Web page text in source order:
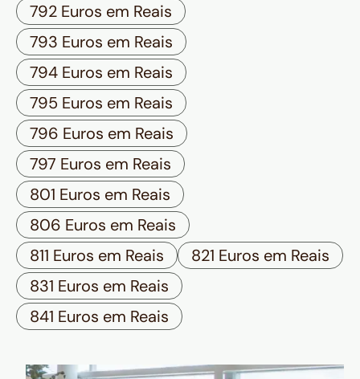
792 Euros em Reais
793 Euros em Reais
794 Euros em Reais
795 Euros em Reais
796 Euros em Reais
797 Euros em Reais
801 Euros em Reais
806 Euros em Reais
811 Euros em Reais
821 Euros em Reais
831 Euros em Reais
841 Euros em Reais